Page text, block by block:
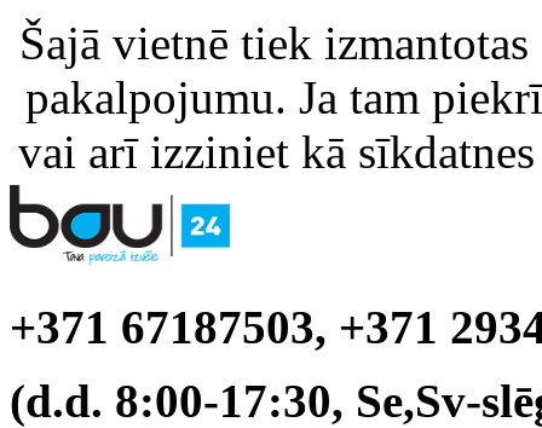
Šajā vietnē tiek
pakalpojumu. Ja tam
vai arī izziniet kā
+371 67187503, +371
(d.d. 8:00-17:30, Se,Sv-